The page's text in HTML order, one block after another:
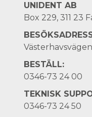
UNIDENT AB
Box 229, 311 23
BESTÄLL:
0346-73 24 00
TEKNISK
0346-73 24 50